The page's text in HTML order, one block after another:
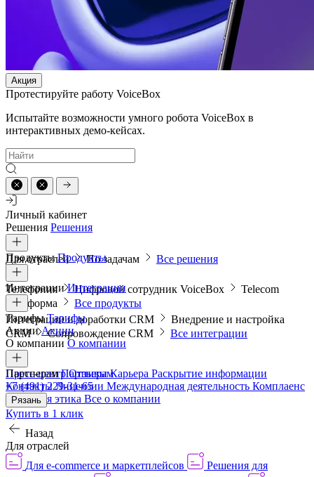
Акция
Протестируйте работу VoiceBox
Испытайте возможности умного робота VoiceBox в
интерактивных демо-кейсах.
Личный кабинет
Решения Решения
Для отраслей По задачам Все решения
ПродуктыПродукты
Телефония Цифровой сотрудник VoiceBox
Telecom
платформа
Все продукты
ИнтеграцииИнтеграции
Интеграции и доработки CRM
Внедрение и настройка
CRM
Сопровождение CRM Все интеграции
ТарифыТарифы
АкцииАкции
О компании О компании
Пресс-центрОтзывыКарьера Раскрытие информации
КонтактыЛицензии Международная деятельность Комплаенс
и деловая этика Все о компании
ПартнерамПартнерам
+7 (491) 229-31-65
Рязань
Купить в 1 клик
Назад
Для отраслей
Для e-commerce и маркетплейсов
Решения для